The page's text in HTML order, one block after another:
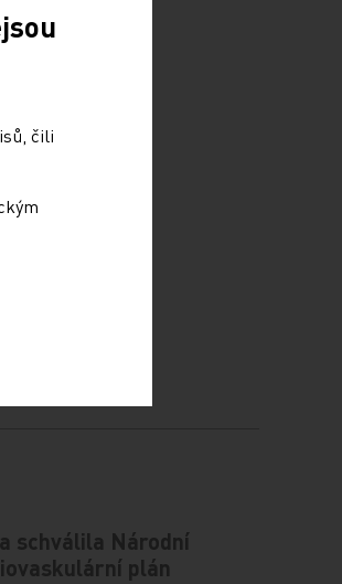
schválila Národní
plán
čili